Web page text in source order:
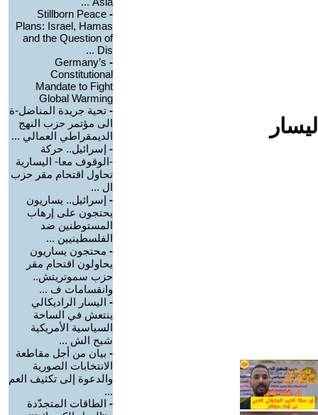
-
Stillborn Peace
Plans: Israel, Hamas
and the Question of
Dis ...
-
Germany’s
Constitutional
Mandate to Fight
Global Warming
- تحية جريدة المناضل-ة
الى مؤتمر حزب النهج
الديمقراطي العمالي ...
- إسرائيل.. حركة
-الوقوف معا- اليسارية
تحاول اقتحام مقر حزب
ال ...
- إسرائيل.. يساريون
يحتجون على إرهاب
المستوطنين ضد
الفلسطينيين ...
- محتجون يساريون
يحاولون اقتحام مقر
حزب سموتريتش..
وانقسامات ف ...
- اليسار الراديكالي
ينتعش في الساحة
السياسية الأمريكية
شبح الش ...
- بيان من أجل مقاطعة
الانتخابات الصورية
والدعوة إلى تكثيف العم
...
- الطاقات المتجدّدة